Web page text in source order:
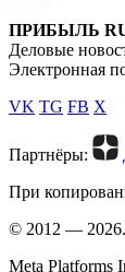
ПРИБЫЛЬ
Деловые
Электронная
VK TG FB X
Партнёры:
При
© 2012 — 2026.
Meta Platforms